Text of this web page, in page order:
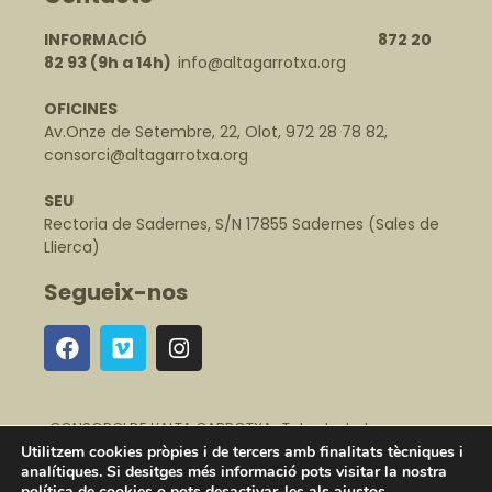
INFORMACIÓ 872 20
82 93 (9h a 14h) info@altagarrotxa.org
OFICINES
Av.Onze de Setembre, 22, Olot, 972 28 78 82,
consorci@altagarrotxa.org
SEU
Rectoria de Sadernes, S/N 17855 Sadernes (Sales de
Llierca)
Segueix-nos
CONSORCI DE L’ALTA GARROTXA · Tots els drets
reservats · Avís legal · Política de protecció de dades
Política de cookies·Canal Intern d'Alertes
Utilitzem cookies pròpies i de tercers amb finalitats tècniques i
analítiques. Si desitges més informació pots visitar la nostra